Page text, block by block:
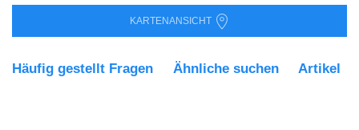
KARTENANSICHT
Häufig gestellt Fragen Ähnliche suchen Artikel